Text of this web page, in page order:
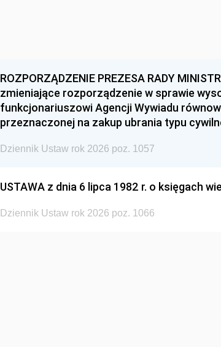
ROZPORZĄDZENIE PREZESA RADY
zmieniające rozporządzenie w sprawie
funkcjonariuszowi Agencji Wywiadu
przeznaczonej na zakup ubrania typu
Dziennik Ustaw rok 2026 poz. 1057
USTAWA z dnia 6 lipca 1982 r. o księgach
Dziennik Ustaw rok 2026 poz. 1066